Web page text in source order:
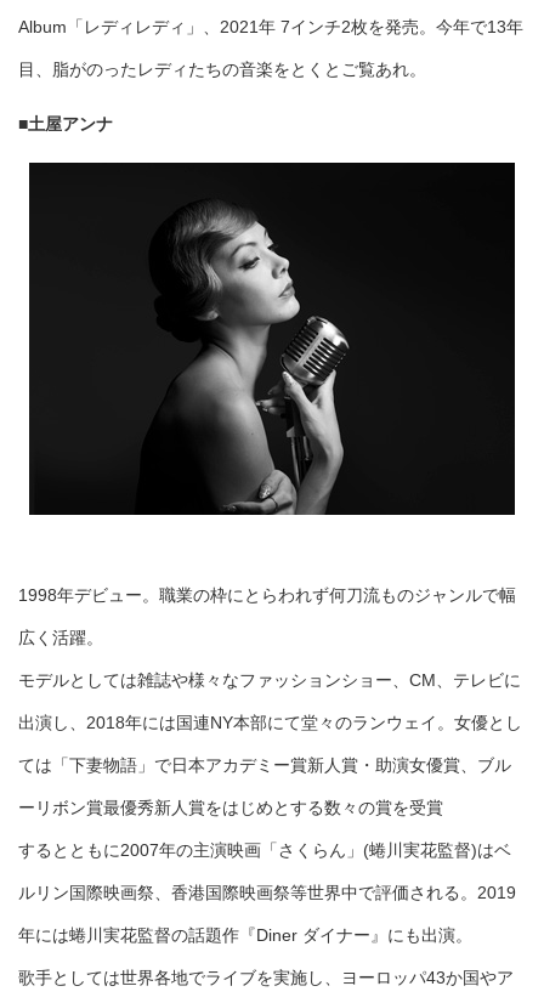
Album「レディレディ」、2021年 7インチ2枚を発売。今年で13年
目、脂がのったレディたちの音楽をとくとご覧あれ。
■土屋アンナ
1998年デビュー。職業の枠にとらわれず何刀流ものジャンルで幅
広く活躍。
モデルとしては雑誌や様々なファッションショー、CM、テレビに
出演し、2018年には国連NY本部にて堂々のランウェイ。女優とし
ては「下妻物語」で日本アカデミー賞新人賞・助演女優賞、ブル
ーリボン賞最優秀新人賞をはじめとする数々の賞を受賞
するとともに2007年の主演映画「さくらん」(蜷川実花監督)はベ
ルリン国際映画祭、香港国際映画祭等世界中で評価される。2019
年には蜷川実花監督の話題作『Diner ダイナー』にも出演。
歌手としては世界各地でライブを実施し、ヨーロッパ43か国やア